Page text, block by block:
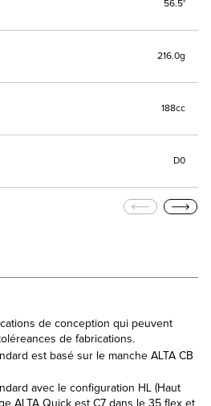
56.5°
216.0g
188cc
D0
de conception qui peuvent
de fabrications.
est basé sur le manche ALTA CB
avec le configuration HL (Haut
ALTA Quick est C7 dans le 35 flex et